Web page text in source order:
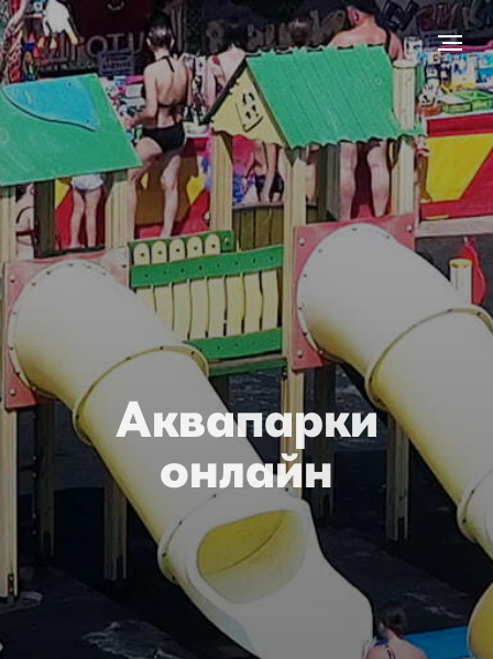
Аквапарки
онлайн